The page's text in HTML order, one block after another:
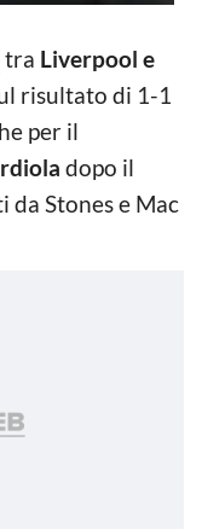
tra Liverpool e
risultato di 1-1
per il
dopo il
da Stones e Mac